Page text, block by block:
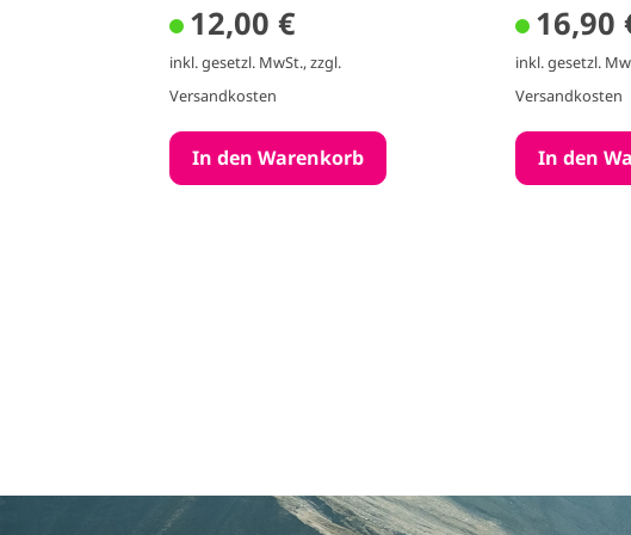
12,00 €
inkl. gesetzl. MwSt., zzgl.
Versandkosten
16,90
inkl. gesetzl.
Versandkosten